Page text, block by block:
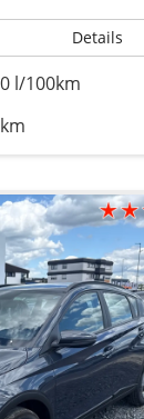
Details
l/100km